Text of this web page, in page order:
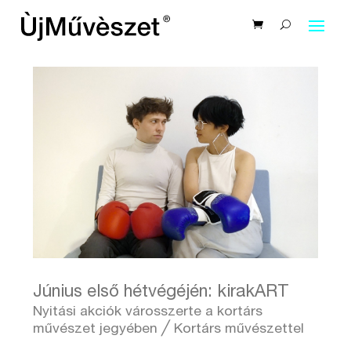
Június első hétvégéjén: kirakART
Nyitási akciók városszerte a kortárs
művészet jegyében ╱ Kortárs művészettel